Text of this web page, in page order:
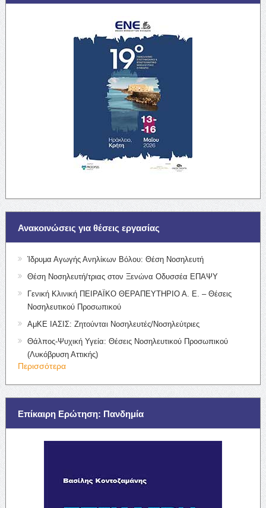
Ανακοινώσεις για θέσεις εργασίας
Ίδρυμα Αγωγής Ανηλίκων Βόλου: Θέση Νοσηλευτή
Θέση Νοσηλευτή/τριας στον Ξενώνα Οδυσσέα ΕΠΑΨΥ
Γενική Κλινική ΠΕΙΡΑΪΚΟ ΘΕΡΑΠΕΥΤΗΡΙΟ Α. Ε. – Θέσεις
Νοσηλευτικού Προσωπικού
ΑμΚΕ ΙΑΣΙΣ: Ζητούνται Νοσηλευτές/Νοσηλεύτριες
Θάλπος-Ψυχική Υγεία: Θέσεις Νοσηλευτικού Προσωπικού
(Λυκόβρυση Αττικής)
Περισσότερα
Επίκαιρη Ερώτηση: Πανδημία